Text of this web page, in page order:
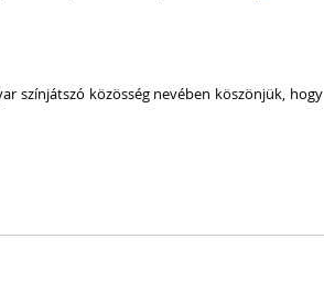
színjátszó közösség nevében köszönjük, hogy